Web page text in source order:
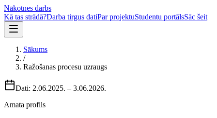
Nākotnes darbs
Kā tas strādā?Darba tirgus datiPar projektuStudentu portālsSāc šeit
Sākums
/
Ražošanas procesu uzraugs
Dati: 2.06.2025. – 3.06.2026.
Amata profils